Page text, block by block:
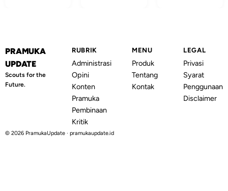
PRAMUKA, maka
Anda sudah
menemukan
artikel ya...
bermusyawarah,
dan melayani
teman sebaya.
penerapannya di
gugus depan.
PRAMUKA
UPDATE
Scouts for the
Future.
RUBRIK
Administrasi
Opini
Konten
Pramuka
Pembinaan
Kritik
MENU
Produk
Tentang
Kontak
LEGAL
Privasi
Syarat
Penggunaan
Disclaimer
© 2026 PramukaUpdate · pramukaupdate.id